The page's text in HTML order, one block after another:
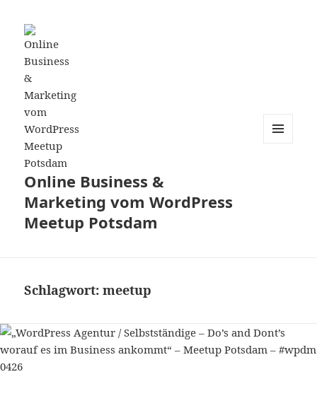
Online Business &
Marketing vom WordPress
Meetup Potsdam
Schlagwort:meetup